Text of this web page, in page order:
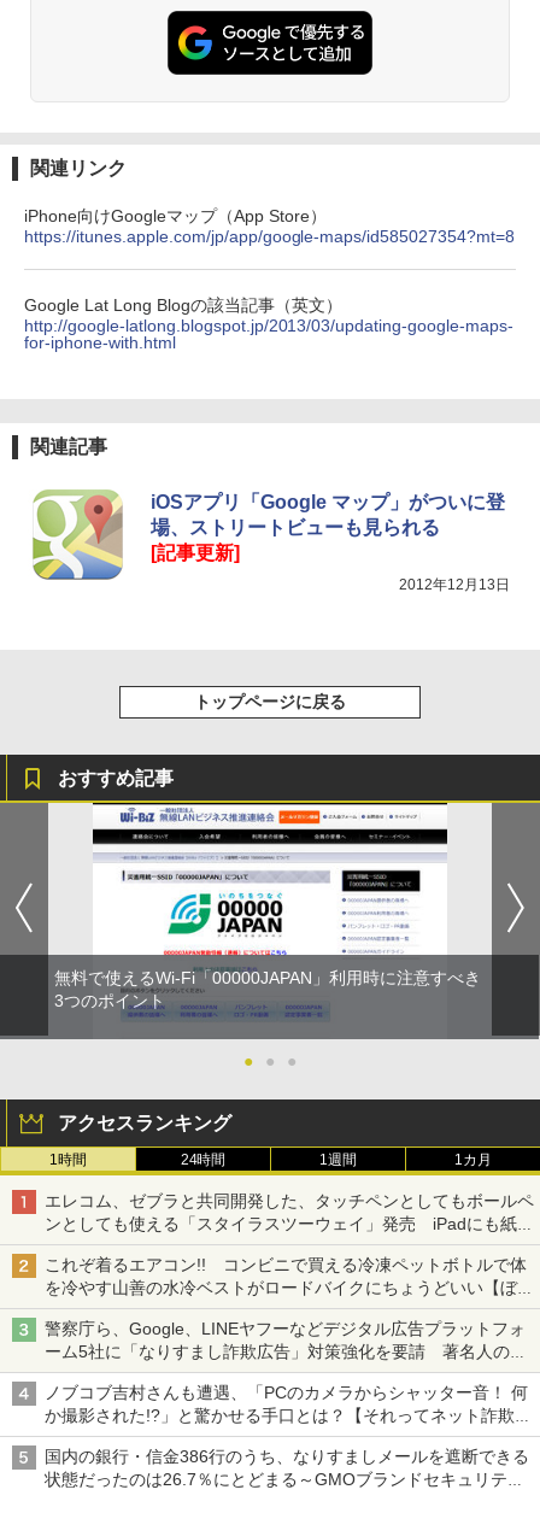
関連リンク
iPhone向けGoogleマップ（App Store）
https://itunes.apple.com/jp/app/google-maps/id585027354?mt=8
Google Lat Long Blogの該当記事（英文）
http://google-latlong.blogspot.jp/2013/03/updating-google-maps-
for-iphone-with.html
関連記事
iOSアプリ「Google マップ」がついに登
場、ストリートビューも見られる
[記事更新]
2012年12月13日
トップページに戻る
おすすめ記事
無料で使えるWi-Fi「00000JAPAN」利用時に注意すべき
3つのポイント
● ● ●
アクセスランキング
1時間 24時間 1週間 1カ月
エレコム、ゼブラと共同開発した、タッチペンとしてもボールペ
ンとしても使える「スタイラスツーウェイ」発売 iPadにも紙に
も、持ち替えずに書き込める
これぞ着るエアコン!! コンビニで買える冷凍ペットボトルで体
を冷やす山善の水冷ベストがロードバイクにちょうどいい【ぼっ
ち・ざ・ろーど！その14】【空いた時間でなにしてる？】
警察庁ら、Google、LINEヤフーなどデジタル広告プラットフォ
ーム5社に「なりすまし詐欺広告」対策強化を要請 著名人の写
真や映像を使った投資詐欺などへの対策として
ノブコブ吉村さんも遭遇、「PCのカメラからシャッター音！ 何
か撮影された!?」と驚かせる手口とは？【それってネット詐欺で
すよ！】
国内の銀行・信金386行のうち、なりすましメールを遮断できる
状態だったのは26.7％にとどまる～GMOブランドセキュリティ